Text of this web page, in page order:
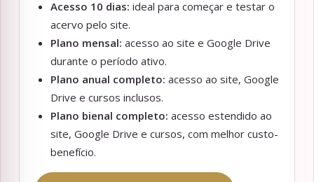
Acesso 10 dias: ideal para começar e testar o
acervo pelo site.
Plano mensal: acesso ao site e Google Drive
durante o período ativo.
Plano anual completo: acesso ao site, Google
Drive e cursos inclusos.
Plano bienal completo: acesso estendido ao
site, Google Drive e cursos, com melhor custo-
benefício.